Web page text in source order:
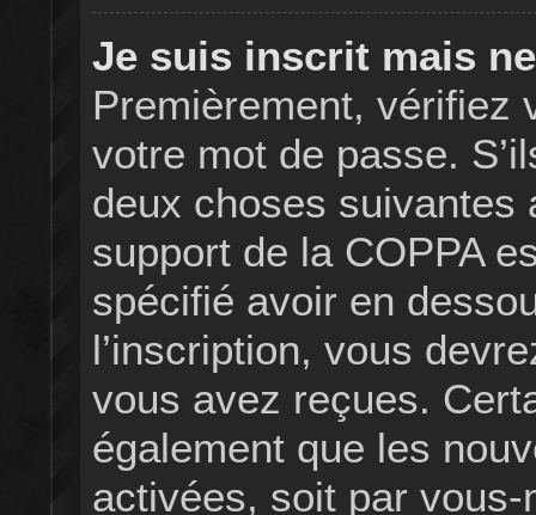
Je suis inscrit mais
Premièrement, vérifiez
votre mot de passe.
deux choses suivantes
support de la COPPA
spécifié avoir en
l’inscription, vous
vous avez reçues.
également que les
activées, soit par